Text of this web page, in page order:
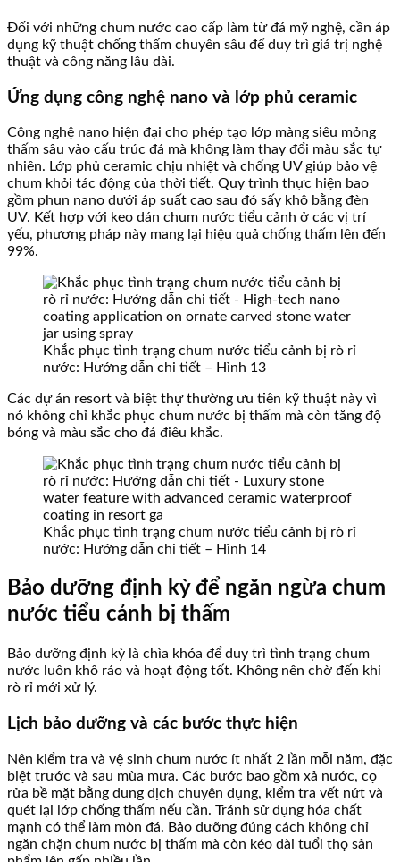
Đối với những chum nước cao cấp làm từ đá mỹ nghệ, cần áp
dụng kỹ thuật chống thấm chuyên sâu để duy trì giá trị nghệ
thuật và công năng lâu dài.
Ứng dụng công nghệ nano và lớp phủ ceramic
Công nghệ nano hiện đại cho phép tạo lớp màng siêu mỏng
thấm sâu vào cấu trúc đá mà không làm thay đổi màu sắc tự
nhiên. Lớp phủ ceramic chịu nhiệt và chống UV giúp bảo vệ
chum khỏi tác động của thời tiết. Quy trình thực hiện bao
gồm phun nano dưới áp suất cao sau đó sấy khô bằng đèn
UV. Kết hợp với keo dán chum nước tiểu cảnh ở các vị trí
yếu, phương pháp này mang lại hiệu quả chống thấm lên đến
99%.
Khắc phục tình trạng chum nước tiểu cảnh bị rò rỉ
nước: Hướng dẫn chi tiết – Hình 13
Các dự án resort và biệt thự thường ưu tiên kỹ thuật này vì
nó không chỉ khắc phục chum nước bị thấm mà còn tăng độ
bóng và màu sắc cho đá điêu khắc.
Khắc phục tình trạng chum nước tiểu cảnh bị rò rỉ
nước: Hướng dẫn chi tiết – Hình 14
Bảo dưỡng định kỳ để ngăn ngừa chum
nước tiểu cảnh bị thấm
Bảo dưỡng định kỳ là chìa khóa để duy trì tình trạng chum
nước luôn khô ráo và hoạt động tốt. Không nên chờ đến khi
rò rỉ mới xử lý.
Lịch bảo dưỡng và các bước thực hiện
Nên kiểm tra và vệ sinh chum nước ít nhất 2 lần mỗi năm, đặc
biệt trước và sau mùa mưa. Các bước bao gồm xả nước, cọ
rửa bề mặt bằng dung dịch chuyên dụng, kiểm tra vết nứt và
quét lại lớp chống thấm nếu cần. Tránh sử dụng hóa chất
mạnh có thể làm mòn đá. Bảo dưỡng đúng cách không chỉ
ngăn chặn chum nước bị thấm mà còn kéo dài tuổi thọ sản